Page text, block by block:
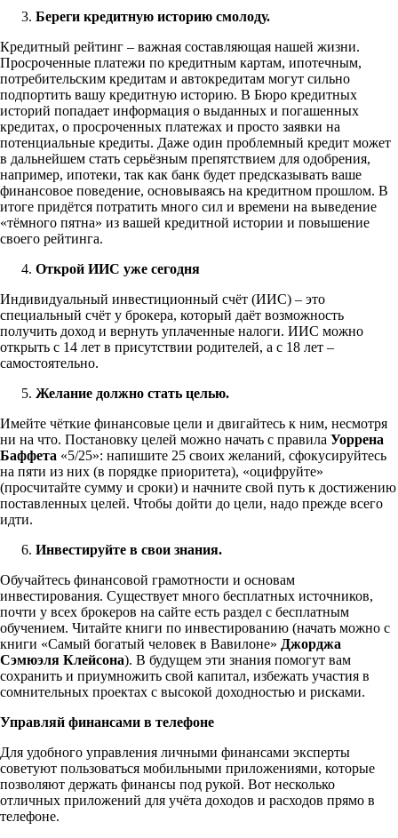
Береги кредитную историю смолоду.
Кредитный рейтинг – важная составляющая нашей жизни.
Просроченные платежи по кредитным картам, ипотечным,
потребительским кредитам и автокредитам могут сильно
подпортить вашу кредитную историю. В Бюро кредитных
историй попадает информация о выданных и погашенных
кредитах, о просроченных платежах и просто заявки на
потенциальные кредиты. Даже один проблемный кредит может
в дальнейшем стать серьёзным препятствием для одобрения,
например, ипотеки, так как банк будет предсказывать ваше
финансовое поведение, основываясь на кредитном прошлом. В
итоге придётся потратить много сил и времени на выведение
«тёмного пятна» из вашей кредитной истории и повышение
своего рейтинга.
Открой ИИС уже сегодня
Индивидуальный инвестиционный счёт (ИИС) – это
специальный счёт у брокера, который даёт возможность
получить доход и вернуть уплаченные налоги. ИИС можно
открыть с 14 лет в присутствии родителей, а с 18 лет –
самостоятельно.
Желание должно стать целью.
Имейте чёткие финансовые цели и двигайтесь к ним, несмотря
ни на что. Постановку целей можно начать с правила Уоррена
Баффета «5/25»: напишите 25 своих желаний, сфокусируйтесь
на пяти из них (в порядке приоритета), «оцифруйте»
(просчитайте сумму и сроки) и начните свой путь к достижению
поставленных целей. Чтобы дойти до цели, надо прежде всего
идти.
Инвестируйте в свои знания.
Обучайтесь финансовой грамотности и основам
инвестирования. Существует много бесплатных источников,
почти у всех брокеров на сайте есть раздел с бесплатным
обучением. Читайте книги по инвестированию (начать можно с
книги «Самый богатый человек в Вавилоне» Джорджа
Сэмюэля Клейсона). В будущем эти знания помогут вам
сохранить и приумножить свой капитал, избежать участия в
сомнительных проектах с высокой доходностью и рисками.
Управляй финансами в телефоне
Для удобного управления личными финансами эксперты
советуют пользоваться мобильными приложениями, которые
позволяют держать финансы под рукой. Вот несколько
отличных приложений для учёта доходов и расходов прямо в
телефоне.